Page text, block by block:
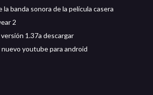
banda sonora de la película casera
2
1.37a descargar
youtube para android